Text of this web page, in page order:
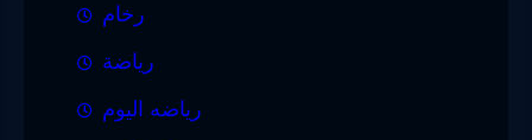
رخام
رياضة
رياضه اليوم